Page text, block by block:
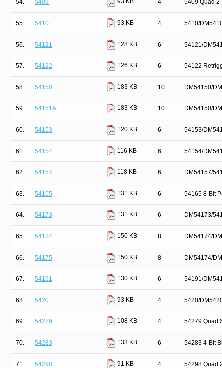
54. 5409 93 KB 4 5409 Quad
55. 5410 93 KB 4 5410/
56. 54121 128 KB 6 54121/
57. 54122 126 KB 6 54122
58. 54150 183 KB 10 DM54150/
59. 54151A 183 KB 10 DM54150/
60. 54153 120 KB 6 54153/
61. 54154 116 KB 6 54154/
62. 54157 118 KB 6 DM54157/
63. 54165 131 KB 6 54165 8-Bit
64. 54173 131 KB 6 DM54173/
65. 54174 150 KB 8 DM54174/
66. 54175 150 KB 8 DM54174/
67. 54191 130 KB 6 54191/
68. 5420 93 KB 4 5420/
69. 54279 108 KB 4 54279 Quad
70. 54283 133 KB 6 54283 4-Bit
71. 54298 91 KB 4 54298 Quad